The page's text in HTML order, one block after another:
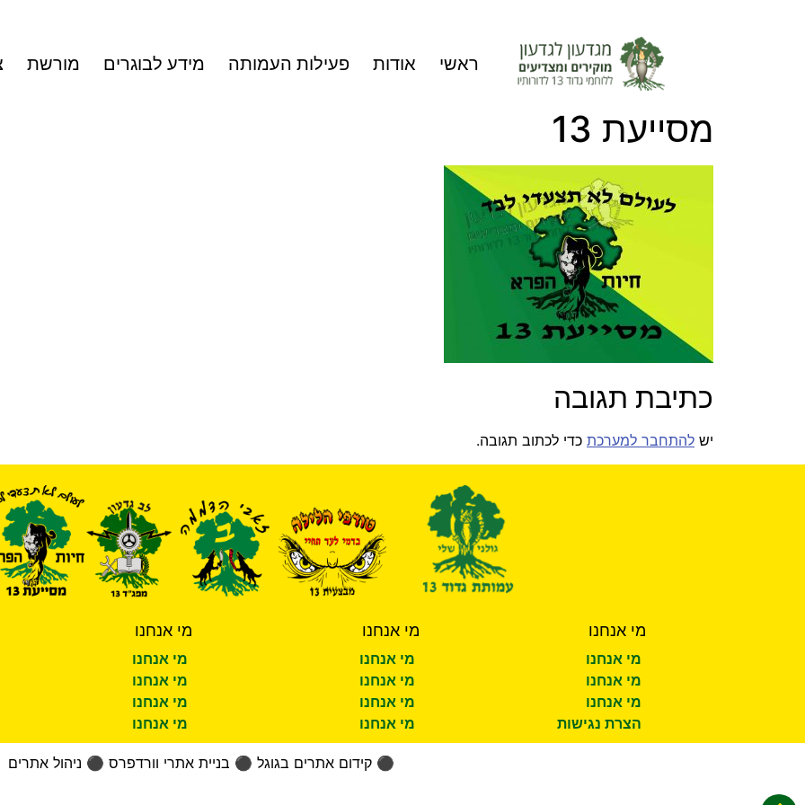
ראשי אודות פעילות העמותה מידע לבוגרים מורשת
מסייעת 13
כתיבת תגובה
יש להתחבר למערכת כדי לכתוב תגובה.
מי אנחנו
מי אנחנו
מי אנחנו
מי אנחנו
הצרת נגישות
מי אנחנו
מי אנחנו
מי אנחנו
מי אנחנו
מי אנחנו
מי אנחנו
מי אנחנו
מי אנחנו
מי אנחנו
מי אנחנו
⚫ קידום אתרים בגוגל ⚫ בניית אתרי וורדפרס ⚫ ניהול אתרים